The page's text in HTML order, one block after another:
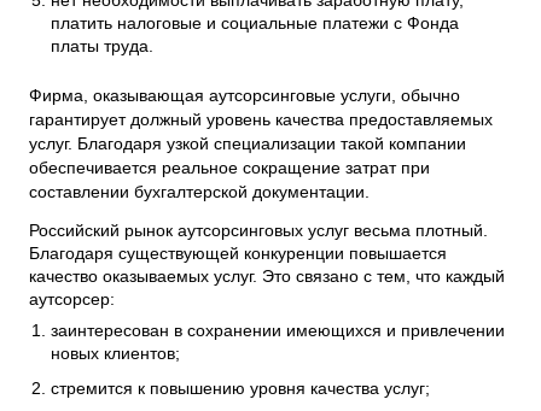
платить налоговые и социальные платежи с Фонда
платы труда.
Фирма, оказывающая аутсорсинговые услуги, обычно
гарантирует должный уровень качества предоставляемых
услуг. Благодаря узкой специализации такой компании
обеспечивается реальное сокращение затрат при
составлении бухгалтерской документации.
Российский рынок аутсорсинговых услуг весьма плотный.
Благодаря существующей конкуренции повышается
качество оказываемых услуг. Это связано с тем, что каждый
аутсорсер:
заинтересован в сохранении имеющихся и привлечении
новых клиентов;
стремится к повышению уровня качества услуг;